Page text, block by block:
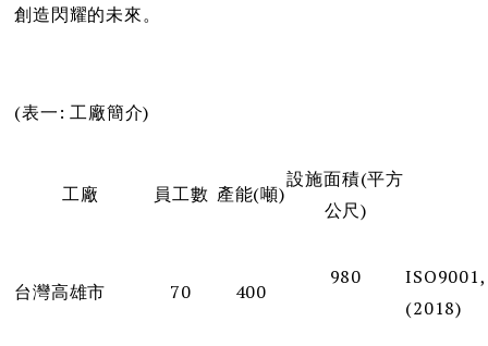
創造閃耀的未來。
(表一: 工廠簡介)
工廠 員工數 產能(噸)
設施面積(平方
公尺)
台灣高雄市 70 400
980
(2018)